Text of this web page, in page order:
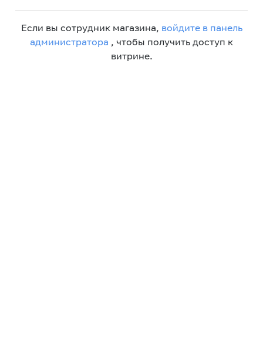
Если вы сотрудник магазина, войдите в панель
администратора , чтобы получить доступ к
витрине.